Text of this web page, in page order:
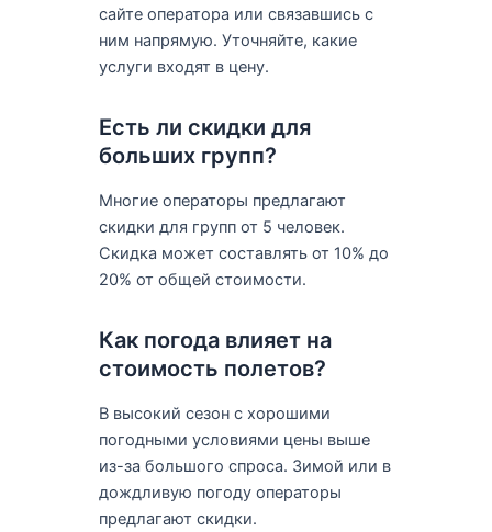
сайте оператора или связавшись с
ним напрямую. Уточняйте, какие
услуги входят в цену.
Есть ли скидки для
больших групп?
Многие операторы предлагают
скидки для групп от 5 человек.
Скидка может составлять от 10% до
20% от общей стоимости.
Как погода влияет на
стоимость полетов?
В высокий сезон с хорошими
погодными условиями цены выше
из-за большого спроса. Зимой или в
дождливую погоду операторы
предлагают скидки.